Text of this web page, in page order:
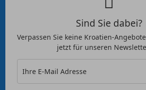
Sind Sie dabei?
Verpassen Sie keine Kroatien-
jetzt für unseren
Ihre E-Mail Adresse